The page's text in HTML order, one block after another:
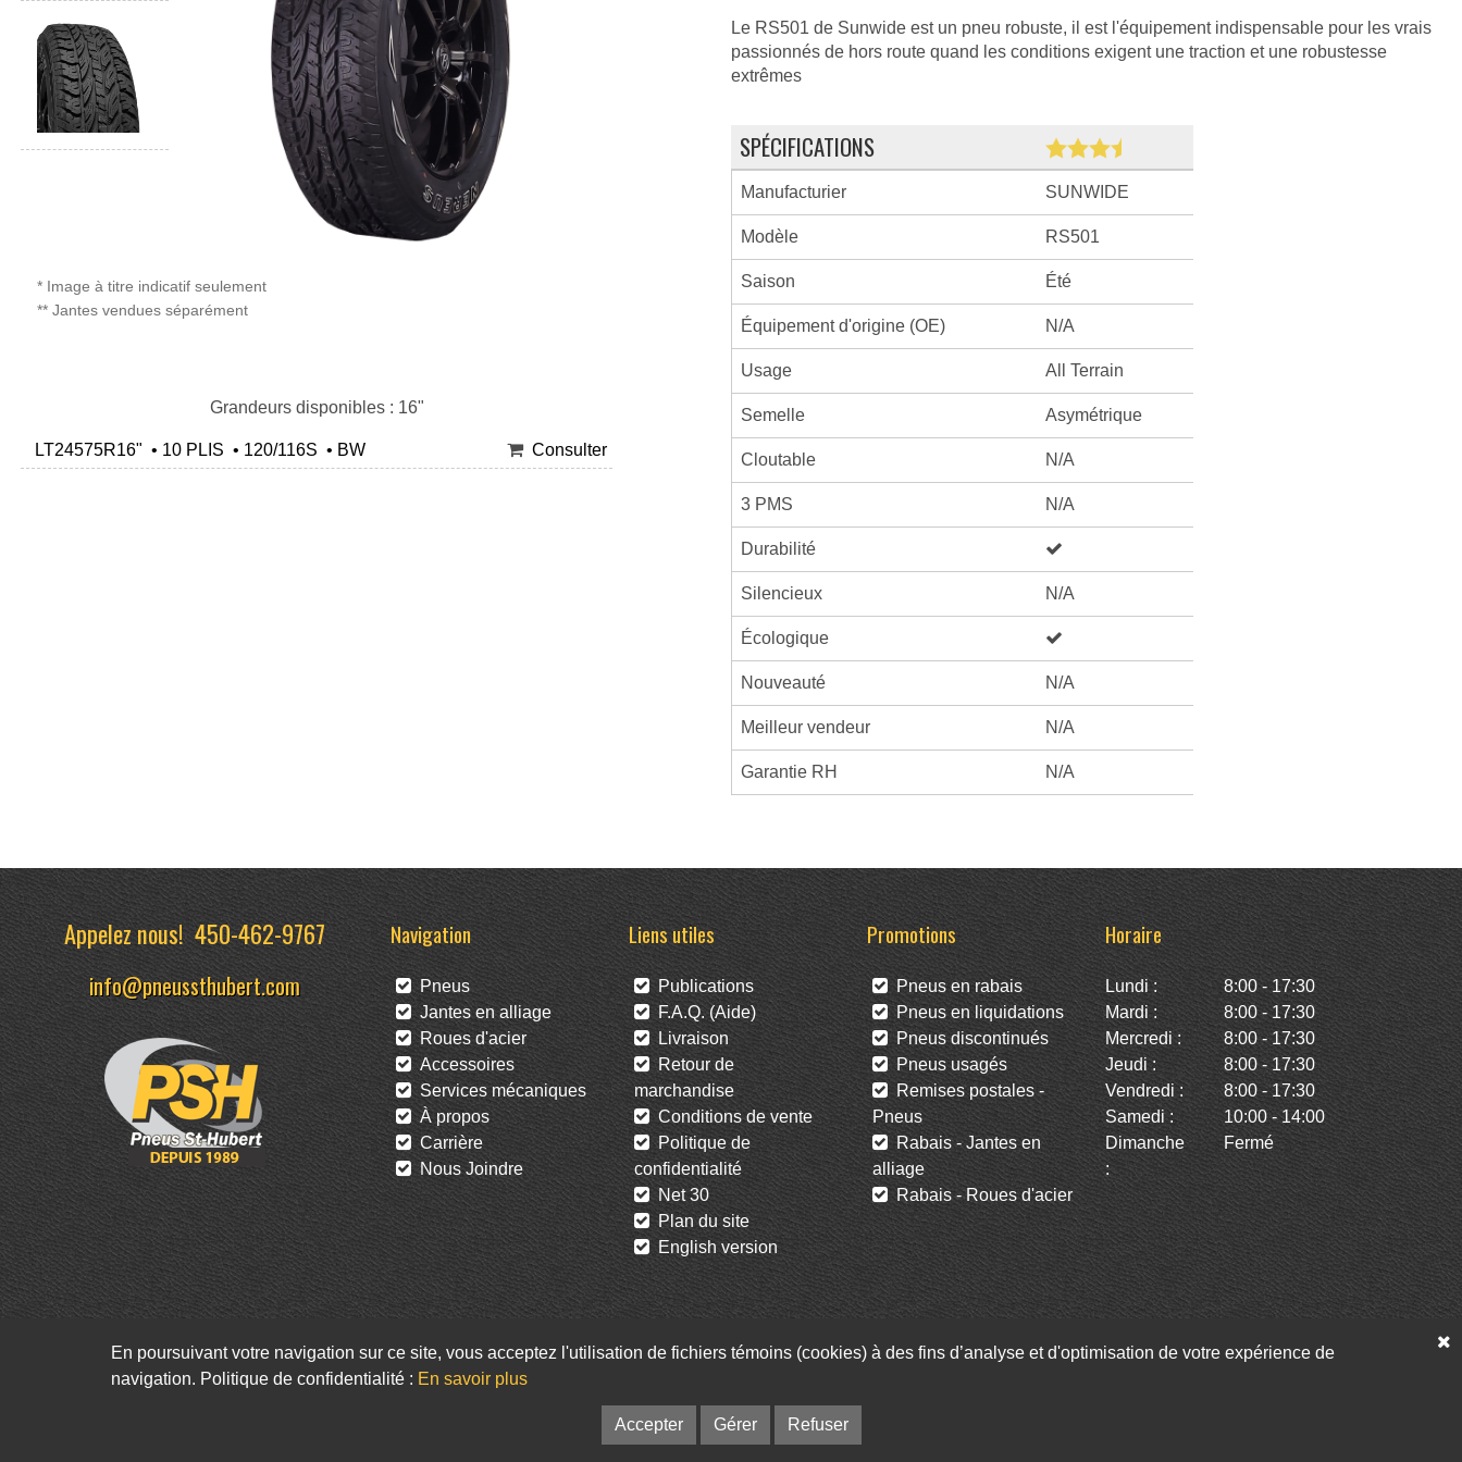
* Image à titre indicatif seulement
** Jantes vendues séparément
Grandeurs disponibles : 16"
LT24575R16" • 10 PLIS • 120/116S • BW Consulter
Le RS501 de Sunwide est un pneu robuste, il est l'équipement indispensable pour les vrais
passionnés de hors route quand les conditions exigent une traction et une robustesse
extrêmes
SPÉCIFICATIONS
Manufacturier SUNWIDE
Modèle RS501
Saison Été
Équipement d'origine (OE) N/A
Usage All Terrain
Semelle Asymétrique
Cloutable N/A
3 PMS N/A
Durabilité
Silencieux N/A
Écologique
Nouveauté N/A
Meilleur vendeur N/A
Garantie RH N/A
Appelez nous!450-462-9767
info@pneussthubert.com
Navigation
Pneus
Jantes en alliage
Roues d'acier
Accessoires
Services mécaniques
À propos
Carrière
Nous Joindre
Liens utiles
Publications
F.A.Q. (Aide)
Livraison
Retour de
marchandise
Conditions de vente
Politique de
confidentialité
Net 30
Plan du site
English version
Promotions
Pneus en rabais
Pneus en liquidations
Pneus discontinués
Pneus usagés
Remises postales -
Pneus
Rabais - Jantes en
alliage
Rabais - Roues d'acier
Horaire
Lundi :
8:00 - 17:30
Mardi :
8:00 - 17:30
Mercredi :
8:00 - 17:30
Jeudi :
8:00 - 17:30
Vendredi :
8:00 - 17:30
Samedi :
10:00 - 14:00
Dimanche
:
Fermé
Facebook Twitter Infolettre
© Pneus St-Hubert • Web : Option PME
En poursuivant votre navigation sur ce site, vous acceptez l'utilisation de fichiers témoins (cookies) à des fins d’analyse et d'optimisation de votre expérience de
navigation. Politique de confidentialité : En savoir plus
Accepter Gérer Refuser